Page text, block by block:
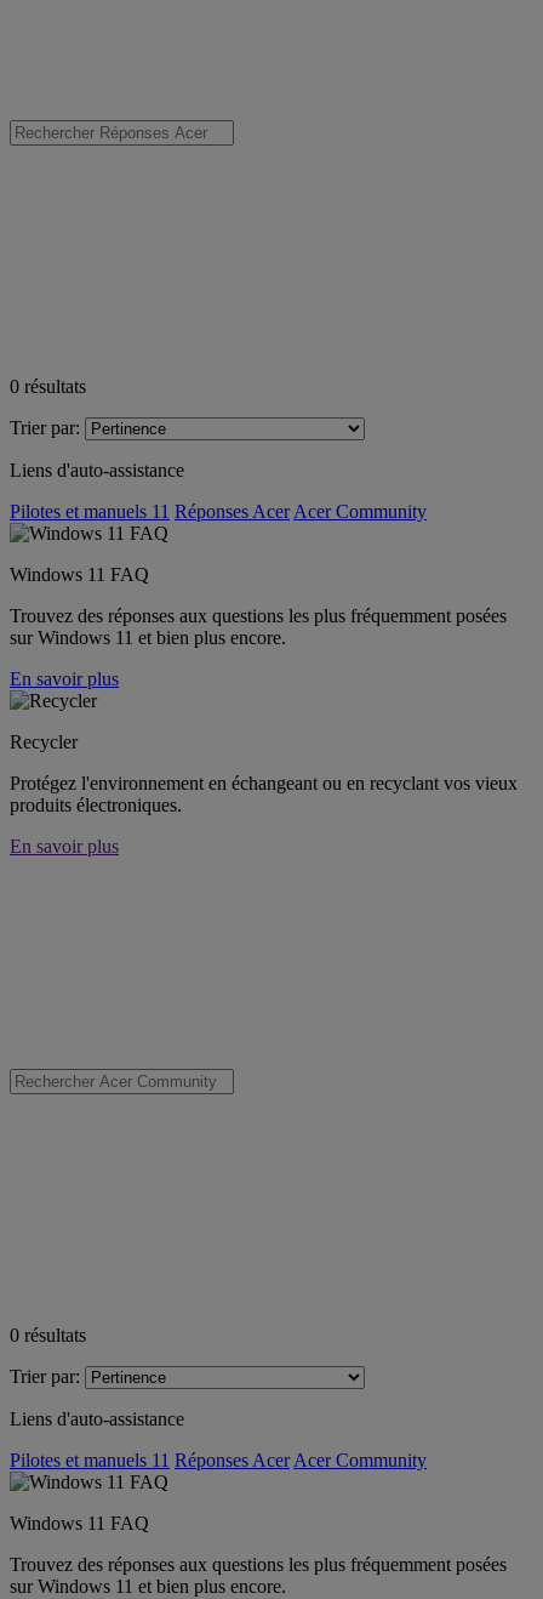
0 résultats
Trier par:
Liens d'auto-assistance
Pilotes et manuels 11 Réponses Acer Acer Community
Windows 11 FAQ
Trouvez des réponses aux questions les plus fréquemment posées
sur Windows 11 et bien plus encore.
En savoir plus
Recycler
Protégez l'environnement en échangeant ou en recyclant vos vieux
produits électroniques.
En savoir plus
0 résultats
Trier par:
Liens d'auto-assistance
Pilotes et manuels 11 Réponses Acer Acer Community
Windows 11 FAQ
Trouvez des réponses aux questions les plus fréquemment posées
sur Windows 11 et bien plus encore.